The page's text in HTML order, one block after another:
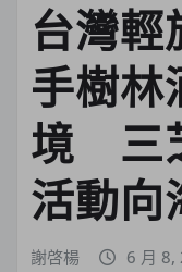
台灣輕
手樹林
境 三
活動向
謝啓楊 6 月 8,